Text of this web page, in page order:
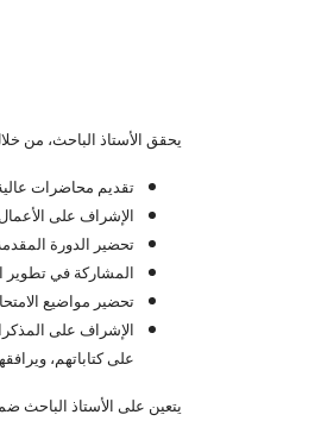
يحقق الأستاذ الباحث، من
تقديم محاضرات عالية
الإشراف على
تحضير الدورة
المشاركة في تطوير
تحضير مواضيع
الإشراف على
على كتاباتهم،